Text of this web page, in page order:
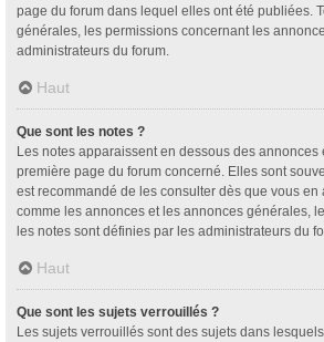
page du forum dans lequel elles ont été publiées.
générales, les permissions concernant les
administrateurs du forum.
Haut
Que sont les notes ?
Les notes apparaissent en dessous des annonces
première page du forum concerné. Elles sont
est recommandé de les consulter dès que vous en
comme les annonces et les annonces générales,
les notes sont définies par les administrateurs du
Haut
Que sont les sujets verrouillés ?
Les sujets verrouillés sont des sujets dans